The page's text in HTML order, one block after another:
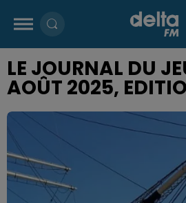
LE JOURNAL DU
AOÛT 2025,